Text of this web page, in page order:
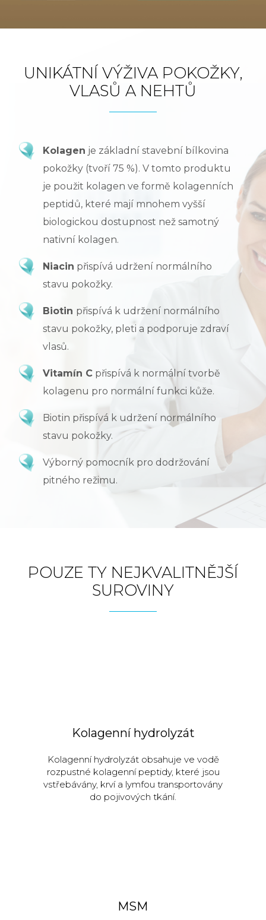
UNIKÁTNÍ VÝŽIVA POKOŽKY,
VLASŮ A NEHTŮ
Kolagen je základní stavební bílkovina
pokožky (tvoří 75 %). V tomto produktu
je použit kolagen ve formě kolagenních
peptidů, které mají mnohem vyšší
biologickou dostupnost než samotný
nativní kolagen.
Niacin přispívá udržení normálního
stavu pokožky.
Biotin přispívá k udržení normálního
stavu pokožky, pleti a podporuje zdraví
vlasů.
Vitamín Cpřispívá k normální tvorbě
kolagenu pro normální funkci kůže.
Biotin přispívá k udržení normálního
stavu pokožky.
Výborný pomocník pro dodržování
pitného režimu.
POUZE TY NEJKVALITNĚJŠÍ
SUROVINY
Kolagenní hydrolyzát
Kolagenní hydrolyzát obsahuje ve vodě
rozpustné kolagenní peptidy, které jsou
vstřebávány, krví a lymfou transportovány
do pojivových tkání.
MSM